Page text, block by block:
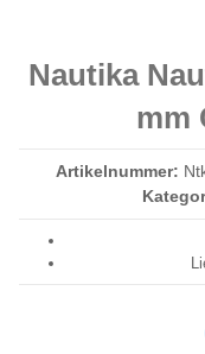
Nautika
mm
Artikelnummer: